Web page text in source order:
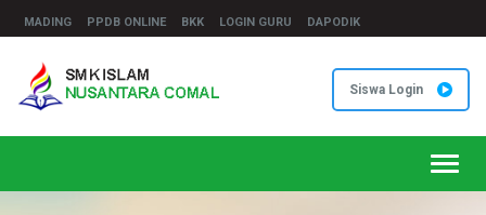
MADING PPDB ONLINE BKK LOGIN GURU DAPODIK
Siswa Login